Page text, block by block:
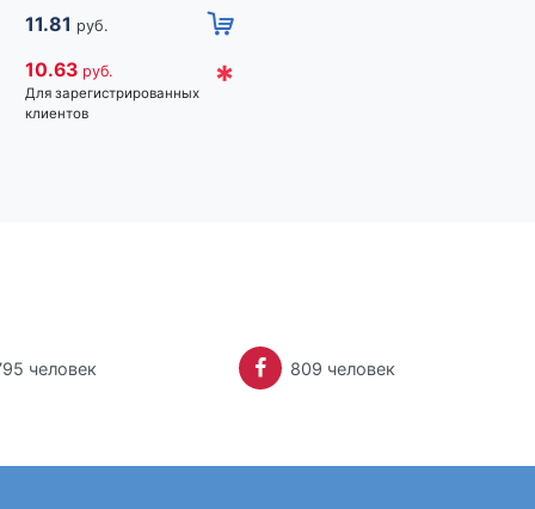
11.81 руб.
10.63 руб.
Для зарегистрированных
клиентов
*
человек 809 человек